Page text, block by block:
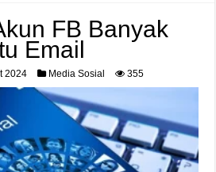
FB Banyak
Email
2024 Media Sosial 355